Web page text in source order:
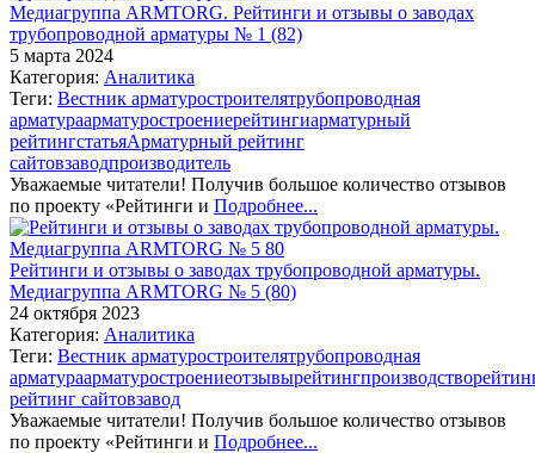
Медиагруппа ARMTORG. Рейтинги и отзывы о заводах
трубопроводной арматуры № 1 (82)
5 марта 2024
Категория: Аналитика
Теги: Вестник арматуростроителятрубопроводная
арматураарматуростроениерейтингиарматурный
рейтингстатьяАрматурный рейтинг
сайтовзаводпроизводитель
Уважаемые читатели! Получив большое количество отзывов
по проекту «Рейтинги и Подробнее...
Рейтинги и отзывы о заводах трубопроводной арматуры.
Медиагруппа ARMTORG № 5 (80)
24 октября 2023
Категория: Аналитика
Теги: Вестник арматуростроителятрубопроводная
арматураарматуростроениеотзывырейтингпроизводство
рейтинг сайтовзавод
Уважаемые читатели! Получив большое количество отзывов
по проекту «Рейтинги и Подробнее...